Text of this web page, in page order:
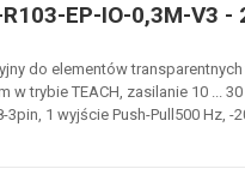
EP-IO-0,3M-V3 -
do elementów transparentnych
w trybie TEACH, zasilanie 10 ...
1 wyjście Push-Pull500 Hz, -